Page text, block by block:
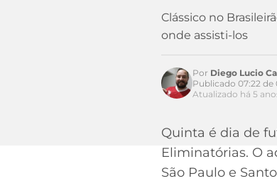
Clássico no
onde assisti-los
Acesse o perfil do autor
Por Diego Lucio
Publicado 07:22 de
Atualizado há 5
Quinta é dia de
Eliminatórias. O
São Paulo e